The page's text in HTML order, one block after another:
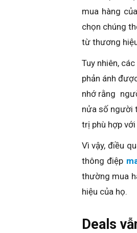
mua hàng
chọn chúng
từ thương
Tuy nhiên,
phản ánh
nhớ rằng
nửa số người
trị phù hợp
Vì vậy, điều
thông điệp
thường mua
hiệu của họ.
Deals